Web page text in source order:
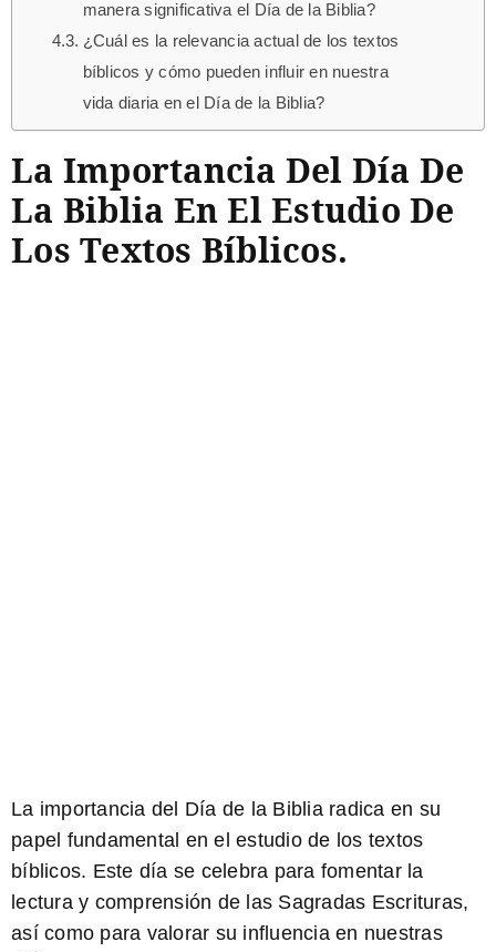
manera significativa el Día de la Biblia?
¿Cuál es la relevancia actual de los textos
bíblicos y cómo pueden influir en nuestra
vida diaria en el Día de la Biblia?
La Importancia Del Día De
La Biblia En El Estudio De
Los Textos Bíblicos.
La importancia del Día de la Bibliaradica en su
papel fundamental en el estudio de los textos
bíblicos. Este día se celebra para fomentar la
lectura y comprensión de las Sagradas Escrituras,
así como para valorar su influencia en nuestras